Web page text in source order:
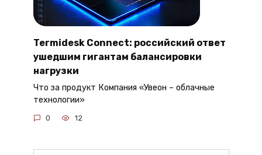
Termidesk Connect: российский ответ
ушедшим гигантам балансировки
нагрузки
Что за продукт Компания «Увеон – облачные
технологии»
0 12